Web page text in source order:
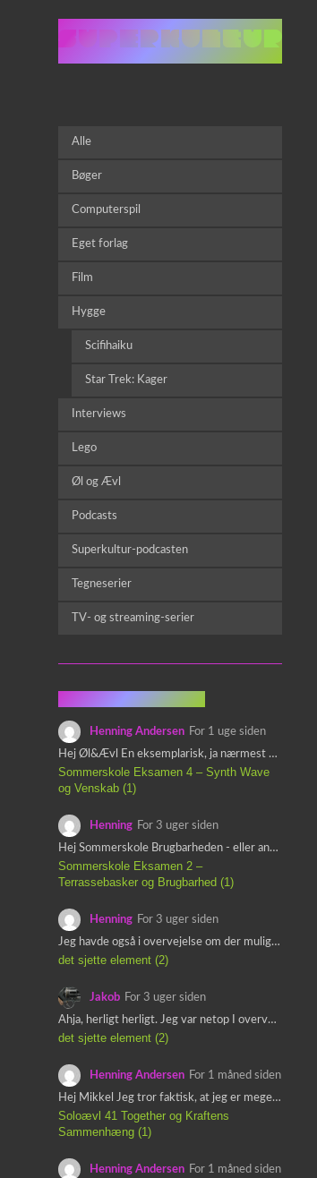
Alle
Bøger
Computerspil
Eget forlag
Film
Hygge
Scifihaiku
Star Trek: Kager
Interviews
Lego
Øl og Ævl
Podcasts
Superkultur-podcasten
Tegneserier
TV- og streaming-serier
Henning Andersen For 1 uge siden
Hej Øl&Ævl En eksemplarisk, ja nærmest yndefuld, afslutning på SOMMERSKOLEN.…
Sommerskole Eksamen 4 – Synth Wave
og Venskab (1)
Henning For 3 uger siden
Hej Sommerskole Brugbarheden - eller anvendeligheden - af "Øl&Ævl" er…
Sommerskole Eksamen 2 –
Terrassebasker og Brugbarhed (1)
Henning For 3 uger siden
Jeg havde også i overvejelse om der muligvis kunne være…
det sjette element (2)
Jakob For 3 uger siden
Ahja, herligt herligt. Jeg var netop I overvejelser om at…
det sjette element (2)
Henning Andersen For 1 måned siden
Hej Mikkel Jeg tror faktisk, at jeg er meget enig…
Soloævl 41 Together og Kraftens
Sammenhæng (1)
Henning Andersen For 1 måned siden